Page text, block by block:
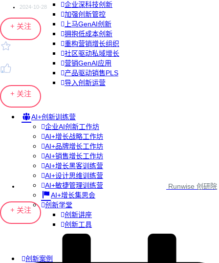
企业深科技创新
加强创新管控
上马GenAI创新
拥抱低成本创新
重构营销增长组织
社区驱动私域增长
营销GenAI应用
产品驱动销售PLS
导入创新运营
AI+创新训练营
企业AI创新工作坊
AI+增长战略工作坊
AI+品牌增长工作坊
AI+销售增长工作坊
AI+增长黑客训练营
AI+设计思维训练营
AI+敏捷管理训练营
AI+增长集思会
创新学堂
创新讲座
创新工具
创新案例
2024-10-28
+ 关注
+ 关注
Runwise 创研院
+ 关注